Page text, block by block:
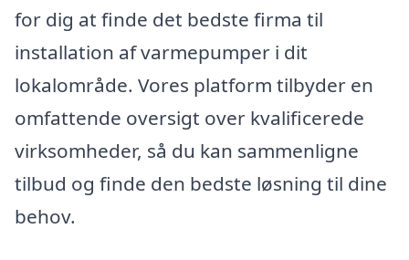
for dig at finde det bedste firma til
installation af varmepumper i dit
lokalområde. Vores platform tilbyder en
omfattende oversigt over kvalificerede
virksomheder, så du kan sammenligne
tilbud og finde den bedste løsning til dine
behov.